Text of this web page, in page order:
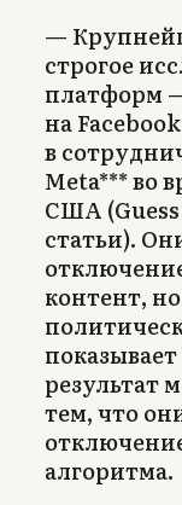
—
строгое
платформ
на
в
Meta*** во
США (Guess
статьи).
контент,
результат
тем, что
алгоритма.